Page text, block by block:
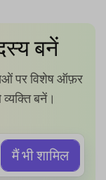
बनें
पर विशेष ऑफ़र
बनें।